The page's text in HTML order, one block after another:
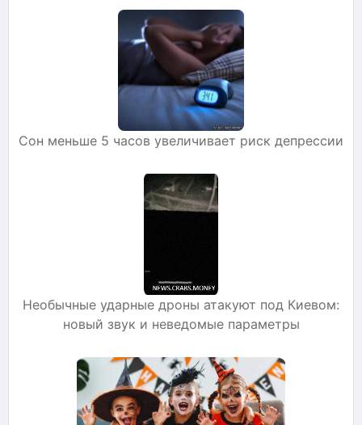
Сон меньше 5 часов увеличивает риск депрессии
Необычные ударные дроны атакуют под Киевом:
новый звук и неведомые параметры